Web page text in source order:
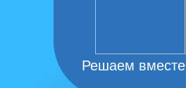
Решаем вместе